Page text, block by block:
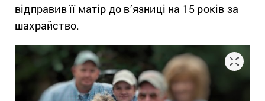
відправив її матір до в’язниці на 15 років за
шахрайство.